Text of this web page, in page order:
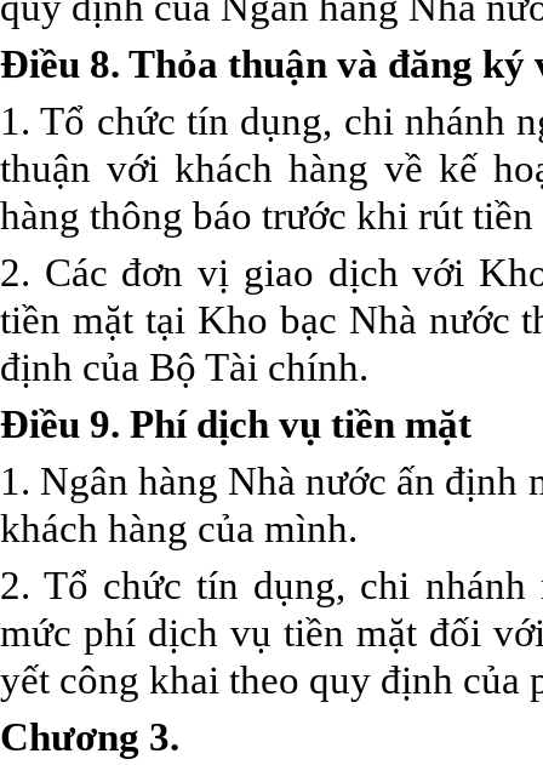
Điều 8. Thỏa thuận và đăng ký
1. Tổ chức tín dụng, chi nhánh
thuận với khách hàng về kế
hàng thông báo trước khi rút
2. Các đơn vị giao dịch với
tiền mặt tại Kho bạc Nhà nước
định của Bộ Tài chính.
Điều 9. Phí dịch vụ tiền mặt
1. Ngân hàng Nhà nước ấn
khách hàng của mình.
2. Tổ chức tín dụng, chi
mức phí dịch vụ tiền mặt đối
yết công khai theo quy định của
Chương 3.